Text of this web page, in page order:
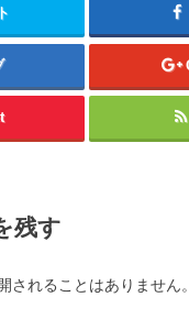
残す
されることはありません。